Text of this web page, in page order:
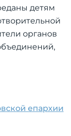
детям
органов
епархии